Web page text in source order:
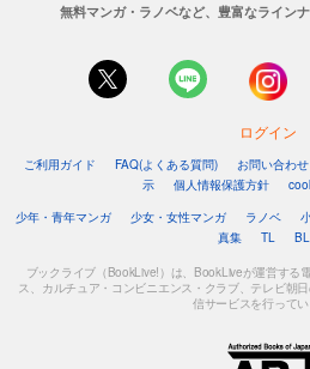
無料マンガ・ラノベなど、豊富なライン
ログイン
ご利用ガイド FAQ(よくある質問) お問い合わせ
示
個人情報保護方針
少年・青年マンガ
少女・女性マンガ ラノベ
真集
TL BL
ブックライブ（BookLive!）は、BookLiveが運営する
ス、カルチュア・コンビニエンス・クラブ、テレビ朝
信サービスを行ってい